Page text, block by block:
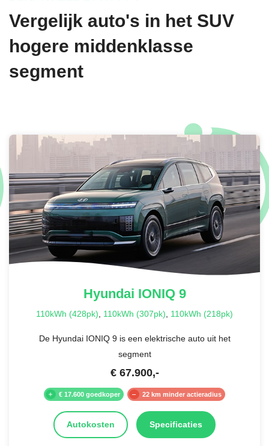
Vergelijk auto's in het SUV
hogere middenklasse
segment
Hyundai IONIQ 9
110kWh (428pk), 110kWh (307pk), 110kWh (218pk)
De Hyundai IONIQ 9 is een elektrische auto uit het
segment
€ 67.900,-
€ 17.600 goedkoper 22 km minder actieradius
Autokosten Specificaties